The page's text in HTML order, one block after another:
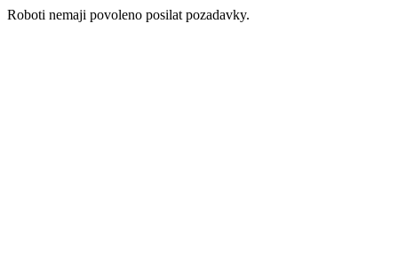
Roboti nemaji povoleno posilat pozadavky.